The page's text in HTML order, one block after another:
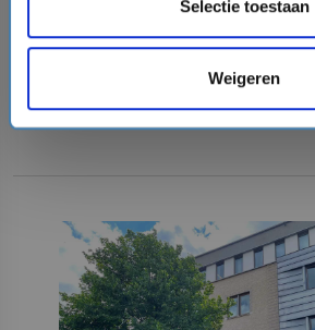
Selectie toestaan
Weigeren
OVER CRUISEONLINE.COM